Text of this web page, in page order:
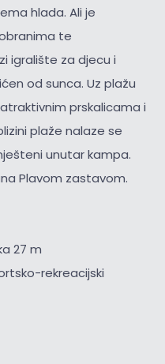
hlada. Ali je
te
igralište za djecu i
od sunca. Uz plažu
prskalicama i
plaže nalaze se
unutar kampa.
Plavom zastavom.
27 m
rekreacijski